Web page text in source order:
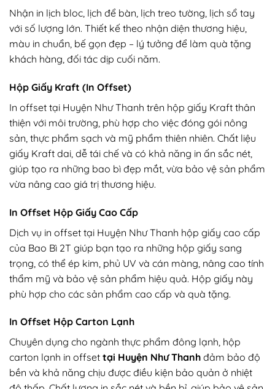
Nhận in lịch bloc, lịch để bàn, lịch treo tường, lịch sổ tay
với số lượng lớn. Thiết kế theo nhận diện thương hiệu,
màu in chuẩn, bế gọn đẹp – lý tưởng để làm quà tặng
khách hàng, đối tác dịp cuối năm.
Hộp Giấy Kraft (In Offset)
In offset tại Huyện Như Thanh trên hộp giấy Kraft thân
thiện với môi trường, phù hợp cho việc đóng gói nông
sản, thực phẩm sạch và mỹ phẩm thiên nhiên. Chất liệu
giấy Kraft dai, dễ tái chế và có khả năng in ấn sắc nét,
giúp tạo ra những bao bì đẹp mắt, vừa bảo vệ sản phẩm
vừa nâng cao giá trị thương hiệu.
In Offset Hộp Giấy Cao Cấp
Dịch vụ in offset tại Huyện Như Thanh hộp giấy cao cấp
của Bao Bì 2T giúp bạn tạo ra những hộp giấy sang
trọng, có thể ép kim, phủ UV và cán màng, nâng cao tính
thẩm mỹ và bảo vệ sản phẩm hiệu quả. Hộp giấy này
phù hợp cho các sản phẩm cao cấp và quà tặng.
In Offset Hộp Carton Lạnh
Chuyên dụng cho ngành thực phẩm đông lạnh, hộp
carton lạnh in offset tại Huyện Như Thanh đảm bảo độ
bền và khả năng chịu được điều kiện bảo quản ở nhiệt